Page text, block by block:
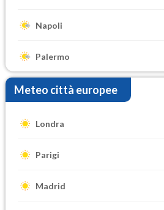
Napoli
Palermo
Meteo città europee
Londra
Parigi
Madrid